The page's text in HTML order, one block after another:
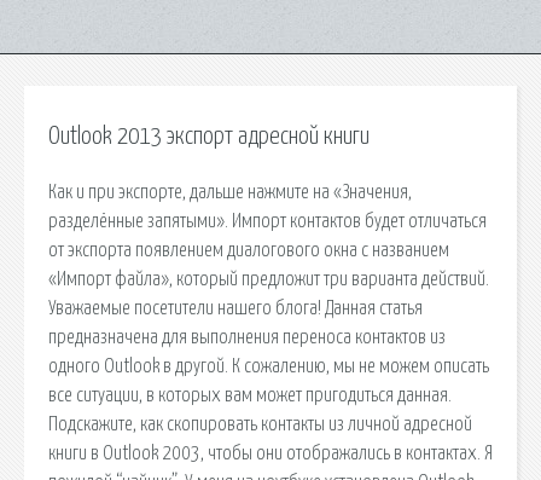
Outlook 2013 экспорт адресной книги
Как и при экспорте, дальше нажмите на «Значения,
разделённые запятыми». Импорт контактов будет отличаться
от экспорта появлением диалогового окна с названием
«Импорт файла», который предложит три варианта действий.
Уважаемые посетители нашего блога! Данная статья
предназначена для выполнения переноса контактов из
одного Outlook в другой. К сожалению, мы не можем описать
все ситуации, в которых вам может пригодиться данная.
Подскажите, как скопировать контакты из личной адресной
книги в Outlook 2003, чтобы они отображались в контактах. Я